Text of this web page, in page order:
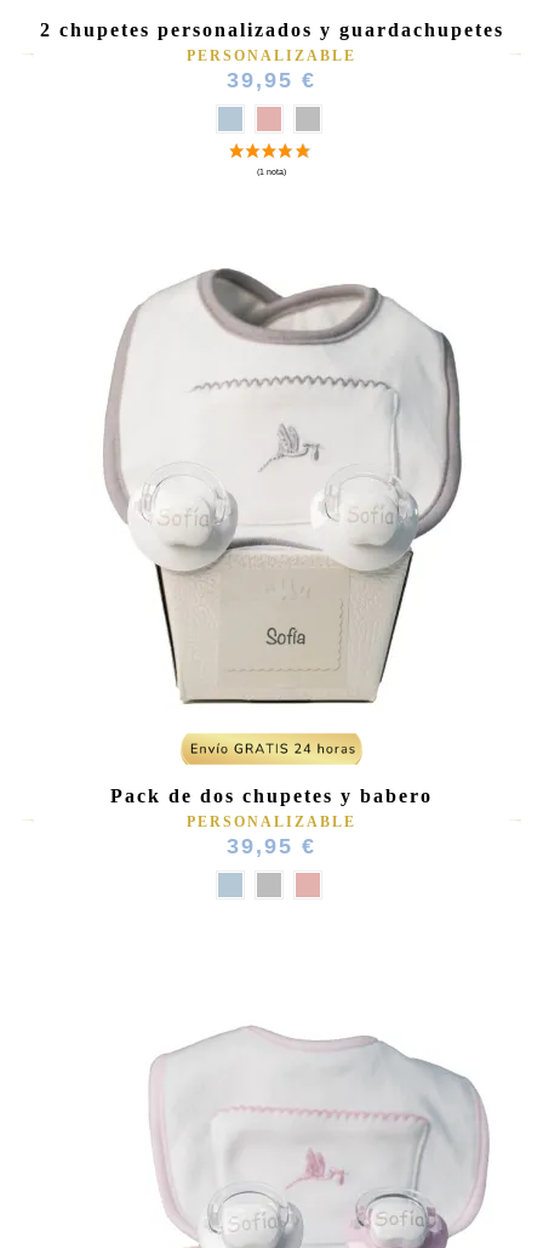
2 chupetes personalizados y guardachupetes
PERSONALIZABLE
39,95 €
Pack de dos chupetes y babero
PERSONALIZABLE
39,95 €